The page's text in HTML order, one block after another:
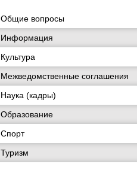
Общие вопросы
Информация
Культура
Межведомственные соглашения
Наука (кадры)
Образование
Спорт
Туризм